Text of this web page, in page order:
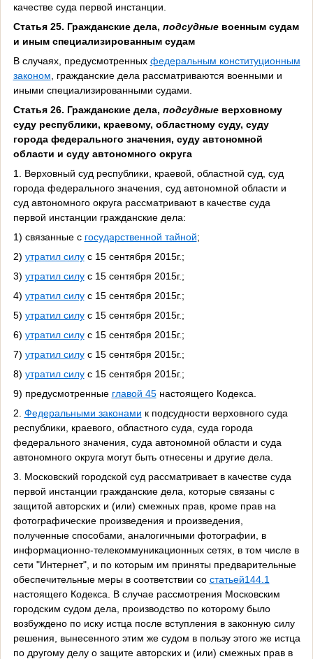
качестве суда первой инстанции.
Статья 25. Гражданские дела, подсудныевоенным судам
и иным специализированным судам
В случаях, предусмотренных федеральным конституционным
законом , гражданские дела рассматриваются военными и
иными специализированными судами.
Статья 26. Гражданские дела, подсудные верховному
суду республики, краевому, областному суду, суду
города федерального значения, суду автономной
области и суду автономного округа
1. Верховный суд республики, краевой, областной суд, суд
города федерального значения, суд автономной области и
суд автономного округа рассматривают в качестве суда
первой инстанции гражданские дела:
1) связанные с государственной тайной;
2) утратил силус 15 сентября 2015г.;
3) утратил силус 15 сентября 2015г.;
4) утратил силус 15 сентября 2015г.;
5) утратил силус 15 сентября 2015г.;
6) утратил силус 15 сентября 2015г.;
7) утратил силус 15 сентября 2015г.;
8) утратил силус 15 сентября 2015г.;
9) предусмотренные главой 45настоящего Кодекса.
2. Федеральными законами к подсудности верховного суда
республики, краевого, областного суда, суда города
федерального значения, суда автономной области и суда
автономного округа могут быть отнесены и другие дела.
3. Московский городской суд рассматривает в качестве суда
первой инстанции гражданские дела, которые связаны с
защитой авторских и (или) смежных прав, кроме прав на
фотографические произведения и произведения,
полученные способами, аналогичными фотографии, в
информационно-телекоммуникационных сетях, в том числе в
сети "Интернет", и по которым им приняты предварительные
обеспечительные меры в соответствии со статьей144.1
настоящего Кодекса. В случае рассмотрения Московским
городским судом дела, производство по которому было
возбуждено по иску истца после вступления в законную силу
решения, вынесенного этим же судом в пользу этого же истца
по другому делу о защите авторских и (или) смежных прав в